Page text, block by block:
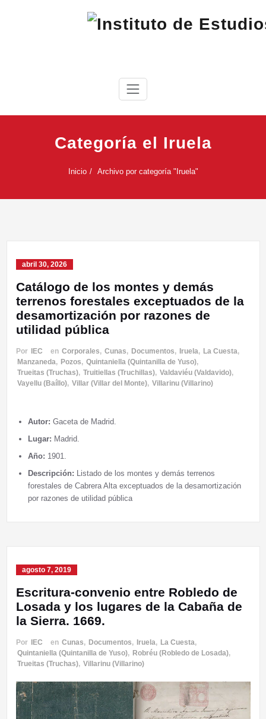
Instituto de Estudios Cabreireses
Categoría el Iruela
Inicio Archivo por categoría "Iruela"
abril 30, 2026
Catálogo de los montes y demás
terrenos forestales exceptuados de la
desamortización por razones de
utilidad pública
Por IEC en Corporales, Cunas, Documentos, Iruela, La Cuesta,
Manzaneda, Pozos, Quintaniella (Quintanilla de Yuso),
Trueitas (Truchas), Truitiellas (Truchillas), Valdaviéu (Valdavido),
Vayellu (Baíllo), Villar (Villar del Monte), Villarinu (Villarino)
Autor: Gaceta de Madrid.
Lugar: Madrid.
Año: 1901.
Descripción: Listado de los montes y demás terrenos
forestales de Cabrera Alta exceptuados de la desamortización
por razones de utilidad pública
agosto 7, 2019
Escritura-convenio entre Robledo de
Losada y los lugares de la Cabaña de
la Sierra. 1669.
Por IEC en Cunas, Documentos, Iruela, La Cuesta,
Quintaniella (Quintanilla de Yuso), Robréu (Robledo de Losada),
Trueitas (Truchas), Villarinu (Villarino)